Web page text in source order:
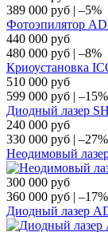
389 000 руб
–5%
Фотоэпилятор
440 000 руб
480 000 руб
–8%
Криоустановка
510 000 руб
599 000 руб
–15%
Диодный лазер
240 000 руб
330 000 руб
–27%
Неодимовый
300 000 руб
360 000 руб
–17%
Диодный лазер